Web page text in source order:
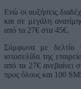
Ενώ οι αυξήσεις
και σε μεγάλη
από τα 27€ στα 45€.
Σύμφωνα με δελτίο
ιστοσελίδα της
από τα 27€ ανεβαίνει
προς όλους και 100